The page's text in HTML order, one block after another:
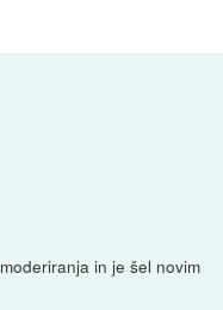
in je šel novim